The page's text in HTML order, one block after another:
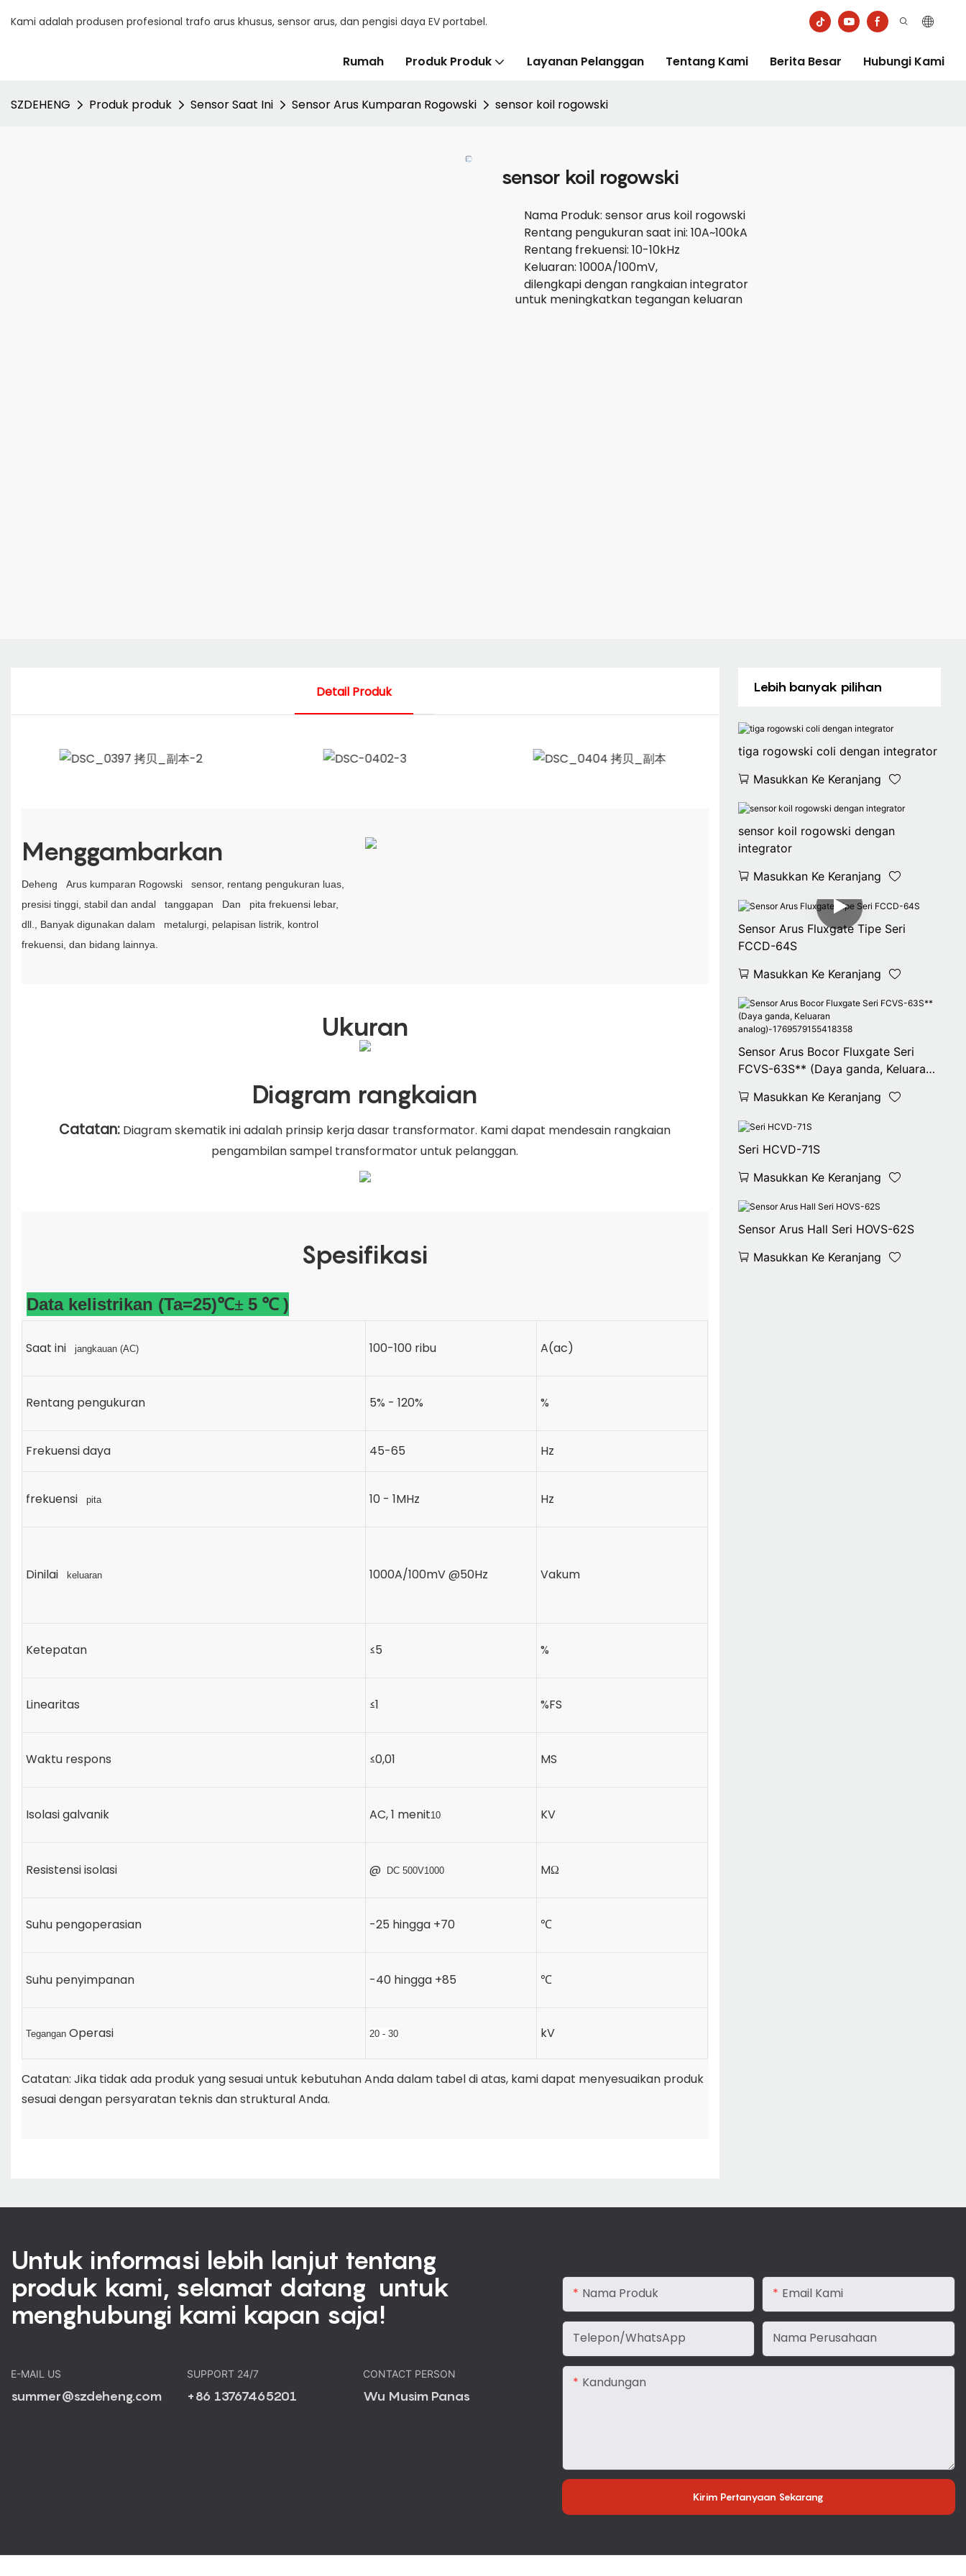
Kami adalah produsen profesional trafo arus khusus, sensor arus, dan pengisi daya EV portabel.
Rumah Produk Produk Layanan Pelanggan Tentang Kami Berita Besar Hubungi Kami
SZDEHENG Produk produk Sensor Saat Ini Sensor Arus Kumparan Rogowski sensor koil rogowski
sensor koil rogowski
Nama Produk: sensor arus koil rogowski
Rentang pengukuran saat ini: 10A~100kA
Rentang frekuensi: 10-10kHz
Keluaran: 1000A/100mV,
dilengkapi dengan rangkaian integrator
untuk meningkatkan tegangan keluaran
Lebih banyak pilihan
tiga rogowski coli dengan integrator
Masukkan Ke Keranjang
sensor koil rogowski dengan
integrator
Masukkan Ke Keranjang
Sensor Arus Fluxgate Tipe Seri
FCCD-64S
Masukkan Ke Keranjang
Sensor Arus Bocor Fluxgate Seri
FCVS-63S** (Daya ganda, Keluaran
Masukkan Ke Keranjang
Seri HCVD-71S
Masukkan Ke Keranjang
Sensor Arus Hall Seri HOVS-62S
Masukkan Ke Keranjang
Detail Produk
Menggambarkan
Deheng Arus kumparan Rogowski
sensor, rentang pengukuran luas,
presisi tinggi, stabil dan andal
tanggapan Dan
pita frekuensi lebar,
dll., Banyak digunakan dalam
metalurgi, pelapisan listrik, kontrol
frekuensi, dan bidang lainnya.
Ukuran
Diagram rangkaian
Catatan: Diagram skematik ini adalah prinsip kerja dasar transformator. Kami dapat mendesain rangkaian
pengambilan sampel transformator untuk pelanggan.
Spesifikasi
Data kelistrikan (Ta=25)℃± 5 ℃ )
Saat ini jangkauan (AC) 100-100 ribu A(ac)
Rentang pengukuran 5% - 120% %
Frekuensi daya 45-65 Hz
frekuensi pita 10 - 1MHz Hz
Dinilai keluaran 1000A/100mV @50Hz Vakum
Ketepatan ≤5 %
Linearitas ≤1 %FS
Waktu respons ≤0,01 MS
Isolasi galvanik AC, 1 menit10 KV
Resistensi isolasi @ DC 500V1000 MΩ
Suhu pengoperasian -25 hingga +70 ℃
Suhu penyimpanan -40 hingga +85 ℃
Tegangan Operasi 20 - 30 kV
Catatan: Jika tidak ada produk yang sesuai untuk kebutuhan Anda dalam tabel di atas, kami dapat menyesuaikan produk
sesuai dengan persyaratan teknis dan struktural Anda.
Untuk informasi lebih lanjut tentang
produk kami, selamat datang untuk
menghubungi kami kapan saja!
E-MAIL US
summer@szdeheng.com
SUPPORT 24/7
+86 13767465201
CONTACT PERSON
Wu Musim Panas
Nama Produk Email Kami
Telepon/WhatsApp Nama Perusahaan
Kandungan
Kirim Pertanyaan Sekarang